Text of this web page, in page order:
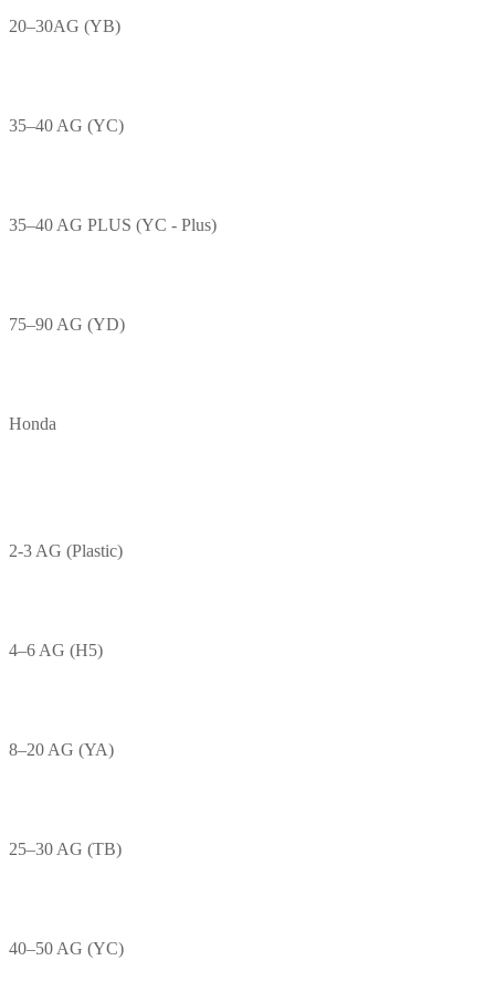
20–30AG (YB)
35–40 AG (YC)
35–40 AG PLUS (YC - Plus)
75–90 AG (YD)
Honda
2-3 AG (Plastic)
4–6 AG (H5)
8–20 AG (YA)
25–30 AG (TB)
40–50 AG (YC)